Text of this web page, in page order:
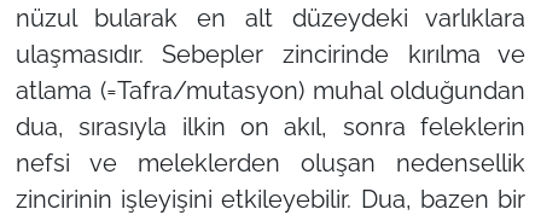
nüzul bularak en alt düzeydeki varlıklara
ulaşmasıdır. Sebepler zincirinde kırılma ve
atlama (=Tafra/mutasyon) muhal olduğundan
dua, sırasıyla ilkin on akıl, sonra feleklerin
nefsi ve meleklerden oluşan nedensellik
zincirinin işleyişini etkileyebilir. Dua, bazen bir